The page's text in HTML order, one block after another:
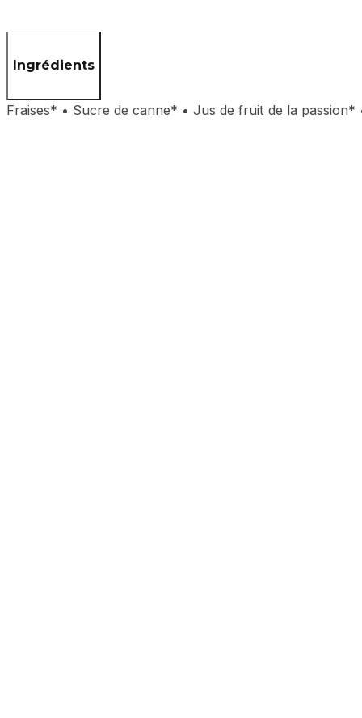
Ingrédients
Fraises* • Sucre de canne* • Jus de fruit de la